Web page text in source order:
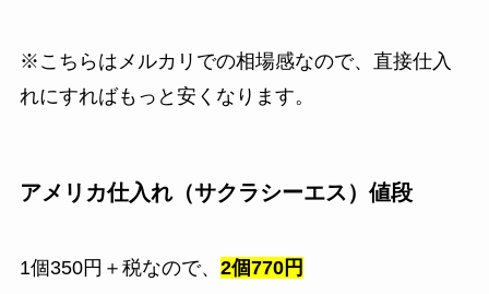
※こちらはメルカリでの相場感なので、直接仕入
れにすればもっと安くなります。
アメリカ仕入れ（サクラシーエス）値段
1個350円＋税なので、 2個770円